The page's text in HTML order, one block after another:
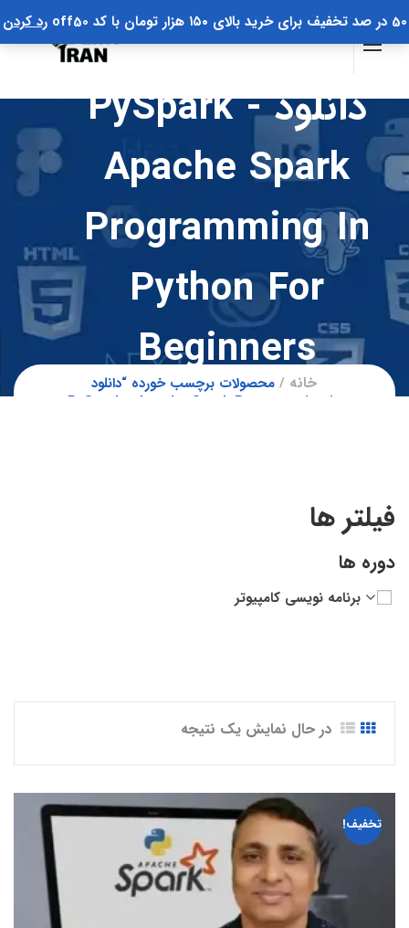
50 در صد تخفیف برای خرید بالای ۱۵۰ هزار تومان با کد off50 رد کردن
دانلود PySpark -
Apache Spark
Programming In
Python For
Beginners
خانه
محصولات برچسب خورده “دانلود
PySpark - Apache Spark Programming in
در حال نمایش یک نتیجه
تخفیف!
فیلتر ها
دوره ها
برنامه نویسی کامپیوتر